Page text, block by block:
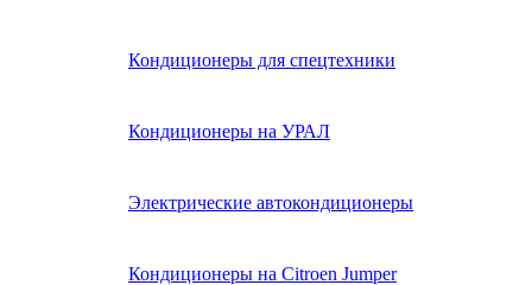
Кондиционеры для спецтехники
Кондиционеры на УРАЛ
Электрические автокондиционеры
Кондиционеры на Citroen Jumper